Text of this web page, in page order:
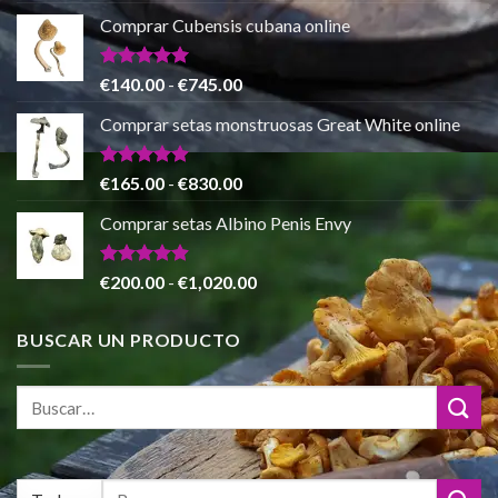
de 5
precio
original
era:
€80.00.
precio
actual
€55.00.
Comprar Cubensis cubana online
Valorado
con
5.00
de 5
€140.00-€745.00Rango
de
precios:
desde
€140.00
hasta
€745.00
Comprar setas monstruosas Great White online
Valorado
de 5
€165.00 - €830.00Rango
precios:
€165.00
€830.00
Comprar setas Albino Penis Envy
Valorado
€200.00 - €1,020.00Rango
precios:
desde
€200.00
BUSCAR UN PRODUCTO
Buscar